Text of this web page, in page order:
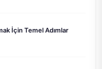
İçin Temel Adımlar